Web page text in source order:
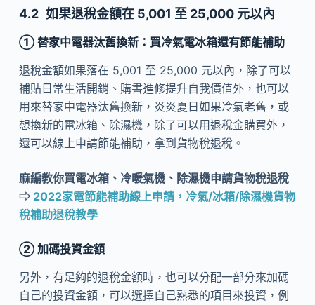
如果退稅金額在 5,001 至 25,000 元以內
① 替家中電器汰舊換新：買冷氣電冰箱還有節能補助
退稅金額如果落在 5,001 至 25,000 元以內，除了可以
補貼日常生活開銷、購書進修提升自我價值外，也可以
用來替家中電器汰舊換新，炎炎夏日如果冷氣老舊，或
想換新的電冰箱、除濕機，除了可以用退稅金購買外，
還可以線上申請節能補助，拿到貨物稅退稅。
麻編教你買電冰箱、冷暖氣機、除濕機申請貨物稅退稅
⇨ 2022家電節能補助線上申請，冷氣/冰箱/除濕機貨物
稅補助退稅教學
② 加碼投資金額
另外，有足夠的退稅金額時，也可以分配一部分來加碼
自己的投資金額，可以選擇自己熟悉的項目來投資，例